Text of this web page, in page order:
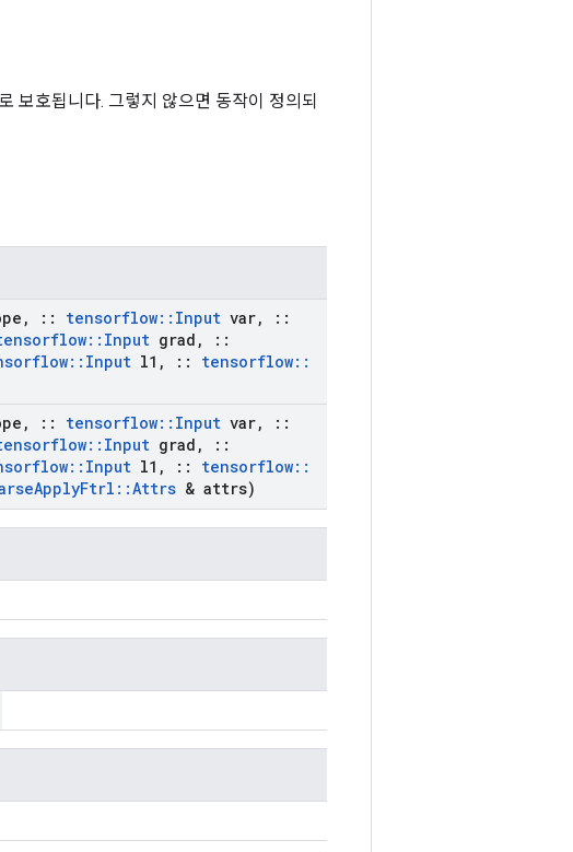
보호됩니다. 그렇지 않으면 동작이 정의되
, :: tensorflow:: Input var,
::
:: Input grad ,
::
:: Input l1 , :: tensorflow::
, :: tensorflow:: Input var,
::
:: Input grad ,
::
:: Input l1 , :: tensorflow::
ApplyFtrl ::Attrs & attrs)